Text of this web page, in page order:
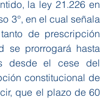
3°, en el cual señala
de prescripción
se prorrogará hasta
desde el cese del
constitucional de
que el plazo de 60